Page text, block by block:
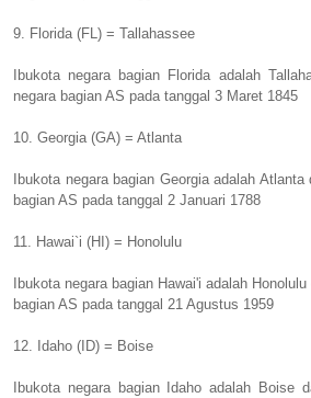
9. Florida (FL) = Tallahassee
Ibukota negara bagian Florida adalah
negara bagian AS pada tanggal 3 Maret 1845
10. Georgia (GA) = Atlanta
Ibukota negara bagian Georgia adalah
bagian AS pada tanggal 2 Januari 1788
11. Hawai`i (HI) = Honolulu
Ibukota negara bagian Hawai'i adalah
bagian AS pada tanggal 21 Agustus 1959
12. Idaho (ID) = Boise
Ibukota negara bagian Idaho adalah Boise